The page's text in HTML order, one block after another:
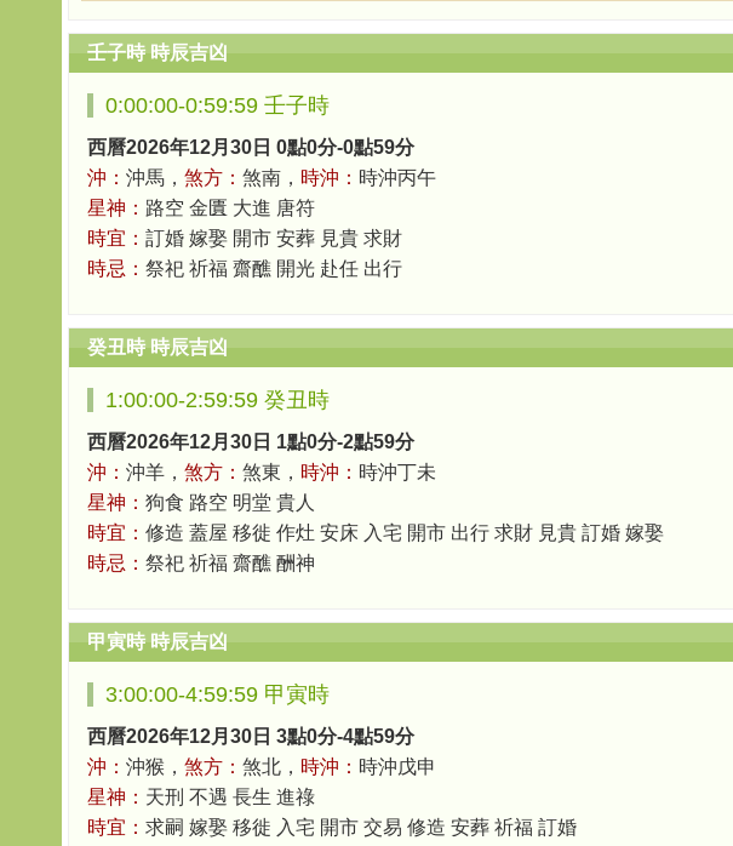
壬子時 時辰吉凶
0:00:00-0:59:59 壬子時
西曆2026年12月30日 0點0分-0點59分
沖： 沖馬， 煞方： 煞南， 時沖： 時沖丙午
星神： 路空 金匱 大進 唐符
時宜： 訂婚 嫁娶 開市 安葬 見貴 求財
時忌： 祭祀 祈福 齋醮 開光 赴任 出行
癸丑時 時辰吉凶
1:00:00-2:59:59 癸丑時
西曆2026年12月30日 1點0分-2點59分
沖： 沖羊， 煞方： 煞東， 時沖： 時沖丁未
星神： 狗食 路空 明堂 貴人
時宜： 修造 蓋屋 移徙 作灶 安床 入宅 開市 出行 求財 見貴 訂婚 嫁娶
時忌： 祭祀 祈福 齋醮 酬神
甲寅時 時辰吉凶
3:00:00-4:59:59 甲寅時
西曆2026年12月30日 3點0分-4點59分
沖： 沖猴， 煞方： 煞北， 時沖： 時沖戊申
星神： 天刑 不遇 長生 進祿
時宜： 求嗣 嫁娶 移徙 入宅 開市 交易 修造 安葬 祈福 訂婚